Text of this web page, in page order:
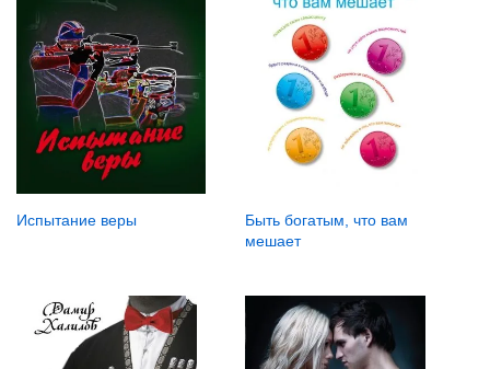
Испытание веры
Быть богатым, что вам
мешает